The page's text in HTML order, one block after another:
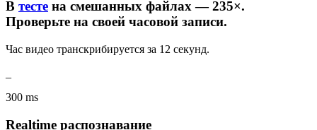
В тесте на смешанных файлах — 235×.
Проверьте на своей часовой записи.
Час видео транскрибируется за 12 секунд.
300 ms
Realtime распознавание